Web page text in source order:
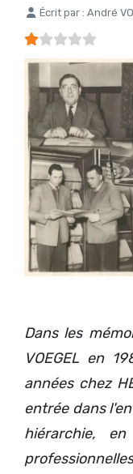
Détails
Écrit par : André
Vote utilisateur:
Dans les
VOEGEL en
années chez
entrée dans
hiérarchie,